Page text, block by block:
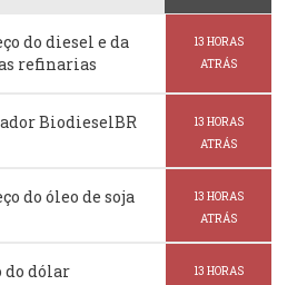
do diesel e da
refinarias
13 HORAS
ATRÁS
BiodieselBR
13 HORAS
ATRÁS
do óleo de soja
13 HORAS
ATRÁS
do dólar
13 HORAS